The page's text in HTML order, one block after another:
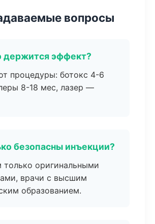
вопросы
держится эффект?
процедуры: ботокс 4-6
8-18 мес, лазер —
безопасны инъекции?
только оригинальными
врачи с высшим
образованием.